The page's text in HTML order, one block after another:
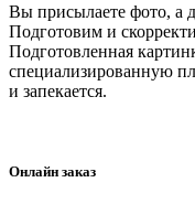
Вы присылаете фото, а
Подготовим и
Подготовленная
специализированную
и запекается.
Онлайн заказ